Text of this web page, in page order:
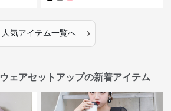
人気アイテム一覧へ ›
ェアセットアップの新着アイテム